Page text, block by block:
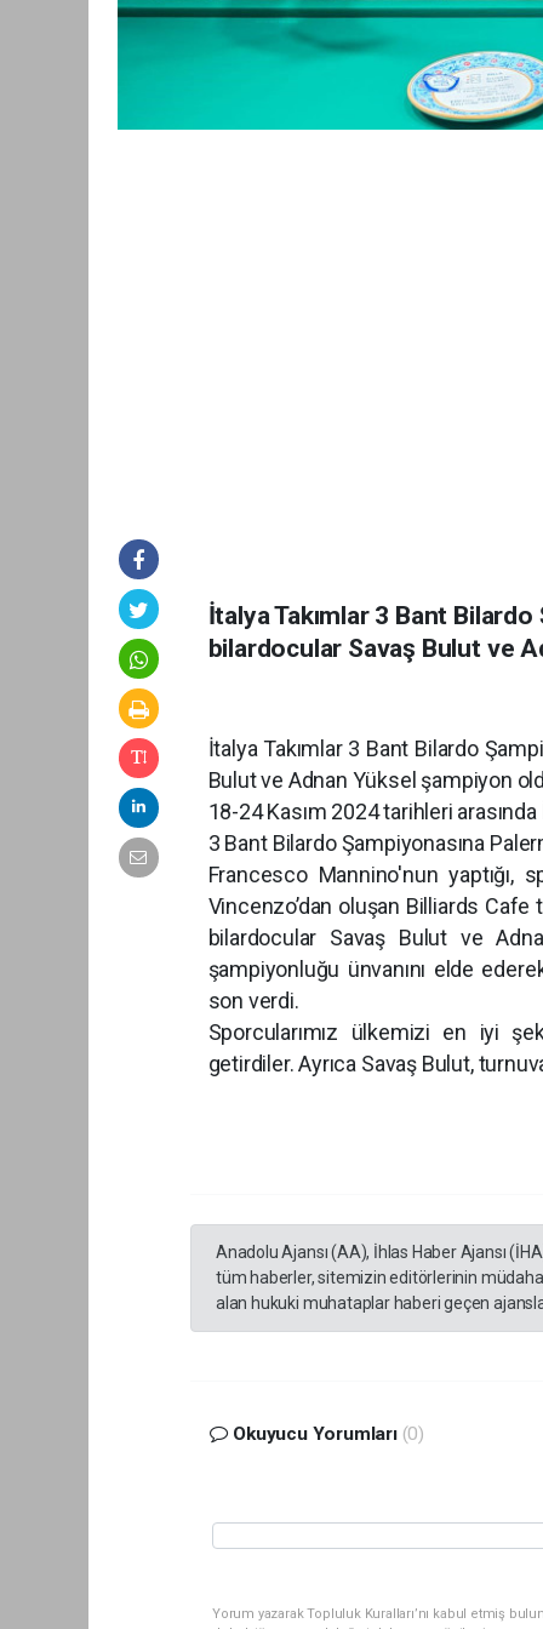
İtalya Takımlar 3 Bant
bilardocular Savaş Bulut ve
İtalya Takımlar 3 Bant Bilardo
Bulut ve Adnan Yüksel şampiyon
18-24 Kasım 2024 tarihleri
3 Bant Bilardo Şampiyonasına
Francesco Mannino'nun yaptığı,
Vincenzo’dan oluşan Billiards Cafe
bilardocular Savaş Bulut ve
şampiyonluğu ünvanını elde
son verdi.
Sporcularımız ülkemizi en iyi
getirdiler. Ayrıca Savaş Bulut,
Anadolu Ajansı (AA), İhlas Haber Ajansı
tüm haberler, sitemizin editörlerinin
alan hukuki muhataplar haberi geçen
Okuyucu Yorumları (0)
Yorum yazarak Topluluk Kuralları’nı kabul etmiş